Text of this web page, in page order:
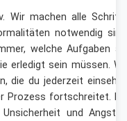
Wir machen alle
notwendig
welche Aufgaben
erledigt sein müssen.
die du jederzeit
Prozess fortschreitet.
und Angst